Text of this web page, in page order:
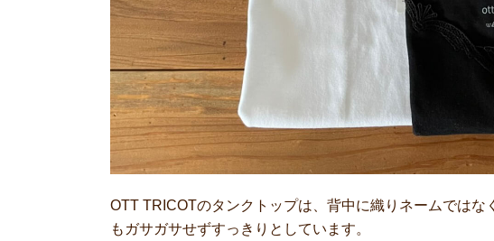
OTT TRICOTのタンクトップは、背中に織りネームでは
もガサガサせずすっきりとしています。